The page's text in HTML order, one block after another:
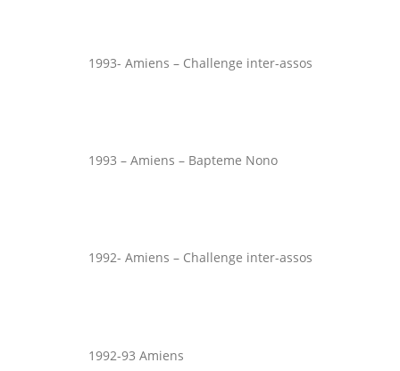
1993- Amiens – Challenge inter-assos
1993 – Amiens – Bapteme Nono
1992- Amiens – Challenge inter-assos
1992-93 Amiens